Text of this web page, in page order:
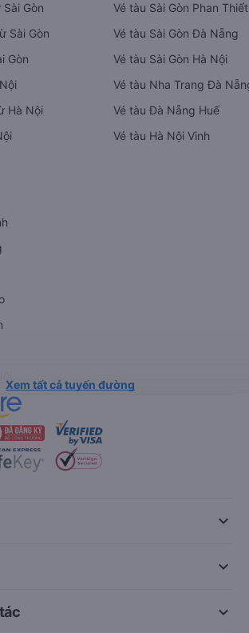
Gòn
Sài Gòn
Gòn
Hà Nội
Vé tàu Sài Gòn Phan Thiết
Vé tàu Sài Gòn Đà Nẵng
Vé tàu Sài Gòn Hà Nội
Vé tàu Nha Trang Đà
Vé tàu Đà Nẵng Huế
Vé tàu Hà Nội Vinh
Xem tất cả tuyến đường
keyboard_arrow_down
keyboard_arrow_down
keyboard_arrow_down